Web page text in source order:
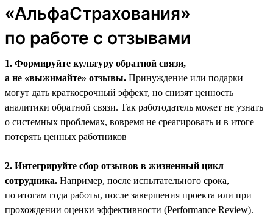
«АльфаСтрахования»
по работе с отзывами
1. Формируйте культуру обратной связи,
а не «выжимайте» отзывы. Принуждение или подарки
могут дать краткосрочный эффект, но снизят ценность
аналитики обратной связи. Так работодатель может не узнать
о системных проблемах, вовремя не среагировать и в итоге
потерять ценных работников
2. Интегрируйте сбор отзывов в жизненный цикл
сотрудника. Например, после испытательного срока,
по итогам года работы, после завершения проекта или при
прохождении оценки эффективности (Performance Review).